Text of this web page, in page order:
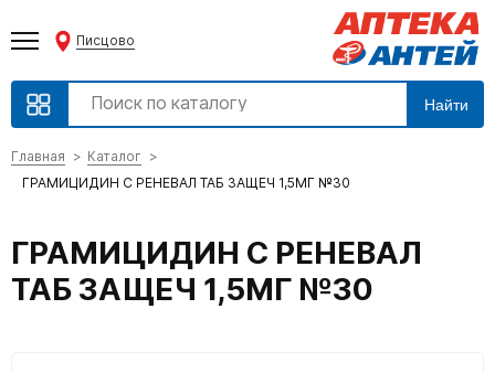
Писцово
Найти
Главная
Каталог
ГРАМИЦИДИН С РЕНЕВАЛ ТАБ ЗАЩЕЧ 1,5МГ №30
ГРАМИЦИДИН С РЕНЕВАЛ
ТАБ ЗАЩЕЧ 1,5МГ №30